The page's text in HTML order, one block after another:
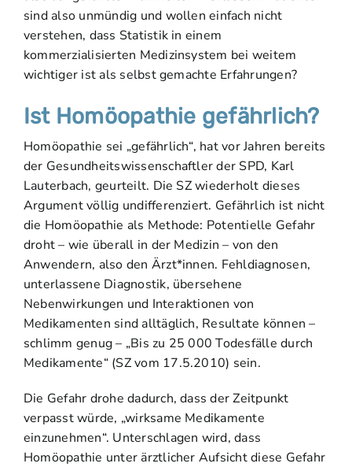
sind also unmündig und wollen einfach nicht
verstehen, dass Statistik in einem
kommerzialisierten Medizinsystem bei weitem
wichtiger ist als selbst gemachte Erfahrungen?
Ist Homöopathie gefährlich?
Homöopathie sei „gefährlich“, hat vor Jahren bereits
der Gesundheitswissenschaftler der SPD, Karl
Lauterbach, geurteilt. Die SZ wiederholt dieses
Argument völlig undifferenziert. Gefährlich ist nicht
die Homöopathie als Methode: Potentielle Gefahr
droht – wie überall in der Medizin – von den
Anwendern, also den Ärzt*innen. Fehldiagnosen,
unterlassene Diagnostik, übersehene
Nebenwirkungen und Interaktionen von
Medikamenten sind alltäglich, Resultate können –
schlimm genug – „Bis zu 25 000 Todesfälle durch
Medikamente“ (SZ vom 17.5.2010) sein.
Die Gefahr drohe dadurch, dass der Zeitpunkt
verpasst würde, „wirksame Medikamente
einzunehmen“. Unterschlagen wird, dass
Homöopathie unter ärztlicher Aufsicht diese Gefahr